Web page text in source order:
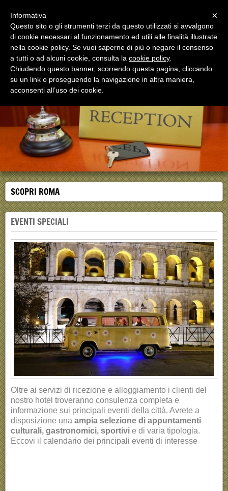
Oasi San Giuseppe
Casa per ferie in Roma dal 1975
SCOPRI ROMA
EVENTI SPECIALI
Oltre ai servizi di ricezione e alloggiamento i clienti del
nostro hotel troveranno consulenza completa e
informazione sui principali eventi della città. Avrete a
disposizione una ampia selezione di appuntamenti
culturali, gastronomici, sportivi e di varia tipologia.
Eccovi il calendario dei principali eventi di interesse
×
Informativa
Questo sito o gli strumenti terzi da questo utilizzati si avvalgono
di cookie necessari al funzionamento ed utili alle finalità illustrate
nella cookie policy. Se vuoi saperne di più o negare il consenso
a tutti o ad alcuni cookie, consulta la cookie policy.
Chiudendo questo banner, scorrendo questa pagina, cliccando
su un link o proseguendo la navigazione in altra maniera,
acconsenti all’uso dei cookie.